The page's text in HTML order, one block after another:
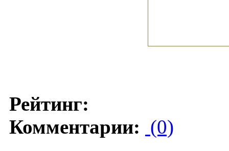
Рейтинг:
Комментарии: (0)